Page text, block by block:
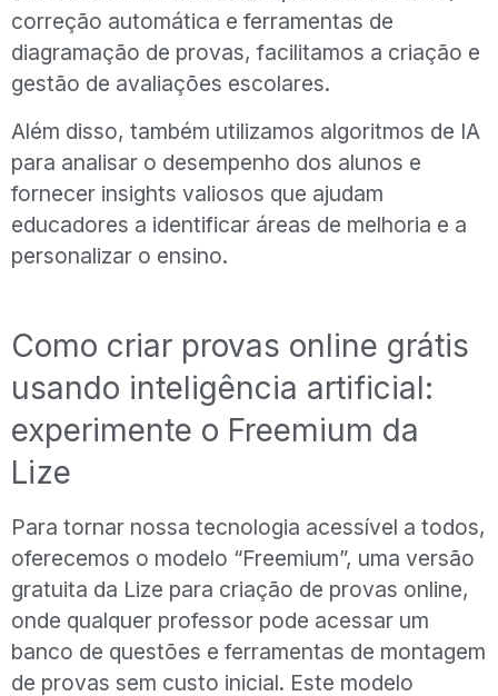
correção automática e ferramentas de
diagramação de provas, facilitamos a criação e
gestão de avaliações escolares.
Além disso, também utilizamos algoritmos de IA
para analisar o desempenho dos alunos e
fornecer insights valiosos que ajudam
educadores a identificar áreas de melhoria e a
personalizar o ensino.
Como criar provas online grátis
usando inteligência artificial:
experimente o Freemium da
Lize
Para tornar nossa tecnologia acessível a todos,
oferecemos o modelo “Freemium”, uma versão
gratuita da Lize para criação de provas online,
onde qualquer professor pode acessar um
banco de questões e ferramentas de montagem
de provas sem custo inicial. Este modelo